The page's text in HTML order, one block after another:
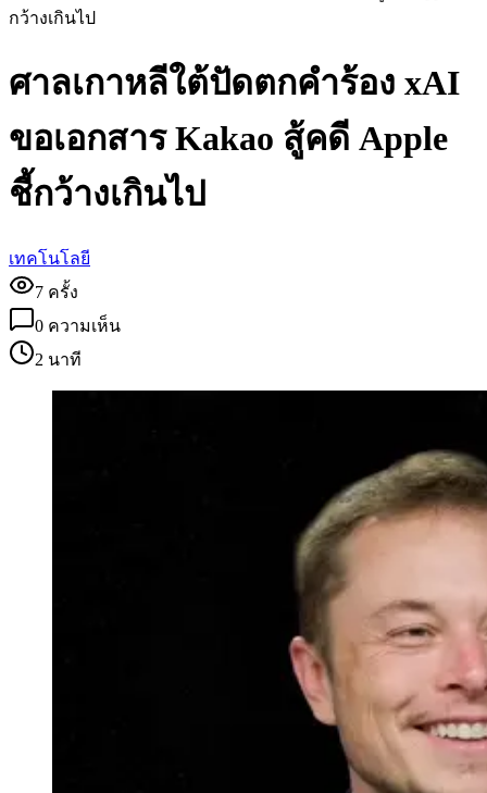
กว้างเกินไป
ศาลเกาหลีใต้ปัดตกคำร้อง xAI
ขอเอกสาร Kakao สู้คดี Apple
ชี้กว้างเกินไป
เทคโนโลยี
7 ครั้ง
0 ความเห็น
2 นาที